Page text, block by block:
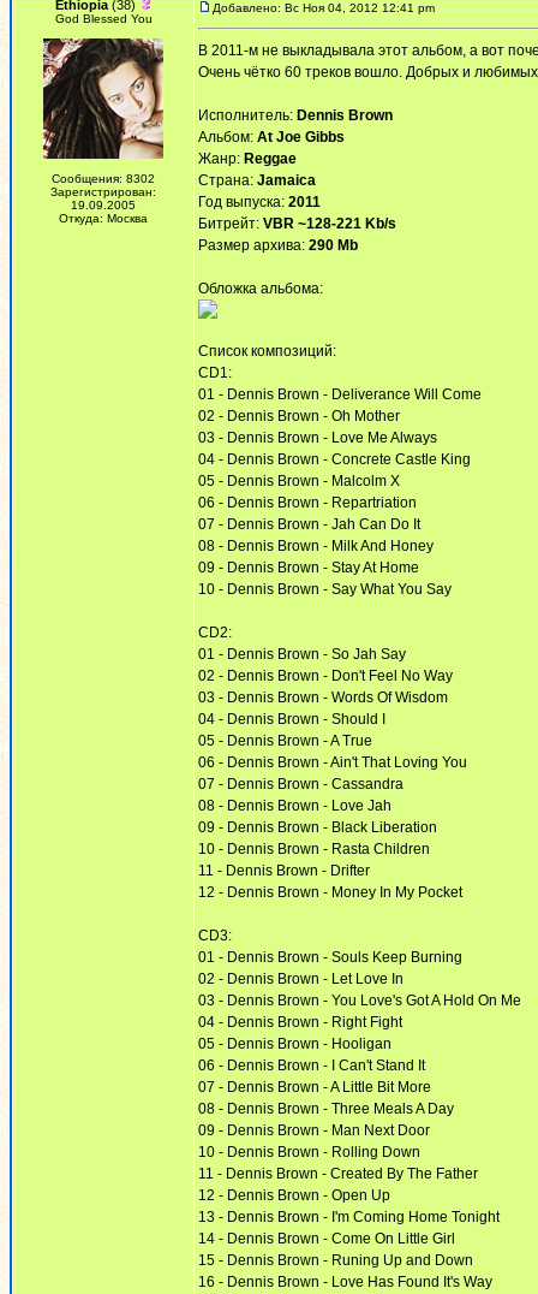
Ethiopia(38)
God Blessed You
Сообщения: 8302
Зарегистрирован:
19.09.2005
Откуда: Москва
Добавлено: Вс Ноя 04, 2012 12:41 pm
В 2011-м не выкладывала этот альбом, а вот
Очень чётко 60 треков вошло. Добрых и любимых
Исполнитель: Dennis Brown
Альбом: At Joe Gibbs
Жанр: Reggae
Страна: Jamaica
Год выпуска: 2011
Битрейт: VBR ~128-221 Kb/s
Размер архива: 290 Mb
Обложка альбома:
Список композиций:
CD1:
01 - Dennis Brown - Deliverance Will Come
02 - Dennis Brown - Oh Mother
03 - Dennis Brown - Love Me Always
04 - Dennis Brown - Concrete Castle King
05 - Dennis Brown - Malcolm X
06 - Dennis Brown - Repartriation
07 - Dennis Brown - Jah Can Do It
08 - Dennis Brown - Milk And Honey
09 - Dennis Brown - Stay At Home
10 - Dennis Brown - Say What You Say
CD2:
01 - Dennis Brown - So Jah Say
02 - Dennis Brown - Don't Feel No Way
03 - Dennis Brown - Words Of Wisdom
04 - Dennis Brown - Should I
05 - Dennis Brown - A True
06 - Dennis Brown - Ain't That Loving You
07 - Dennis Brown - Cassandra
08 - Dennis Brown - Love Jah
09 - Dennis Brown - Black Liberation
10 - Dennis Brown - Rasta Children
11 - Dennis Brown - Drifter
12 - Dennis Brown - Money In My Pocket
CD3:
01 - Dennis Brown - Souls Keep Burning
02 - Dennis Brown - Let Love In
03 - Dennis Brown - You Love's Got A Hold On Me
04 - Dennis Brown - Right Fight
05 - Dennis Brown - Hooligan
06 - Dennis Brown - I Can't Stand It
07 - Dennis Brown - A Little Bit More
08 - Dennis Brown - Three Meals A Day
09 - Dennis Brown - Man Next Door
10 - Dennis Brown - Rolling Down
11 - Dennis Brown - Created By The Father
12 - Dennis Brown - Open Up
13 - Dennis Brown - I'm Coming Home Tonight
14 - Dennis Brown - Come On Little Girl
15 - Dennis Brown - Runing Up and Down
16 - Dennis Brown - Love Has Found It's Way